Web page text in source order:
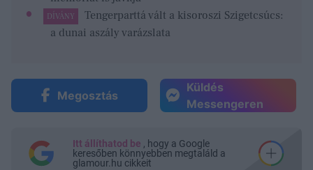
DÍVÁNY
Tengerparttá vált a kisoroszi Szigetcsúcs:
a dunai aszály varázslata
Megosztás
Küldés
Messengeren
Itt állíthatod be , hogy a Google
keresőben könnyebben megtaláld a
glamour.hu cikkeit